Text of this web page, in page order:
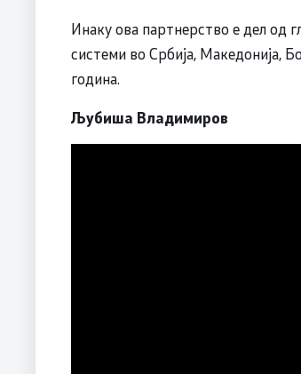
Инаку ова партнерство е дел од
системи во Србија, Македонија,
година.
Љубиша Владимиров